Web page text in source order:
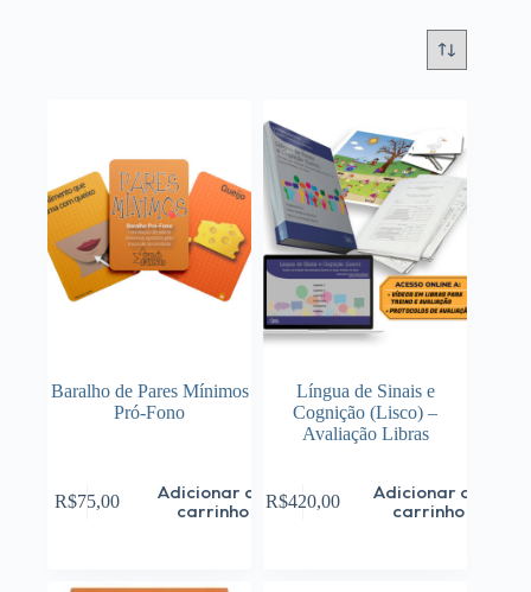
Baralho de Pares Mínimos
Pró-Fono
R$75,00
Adicionar ao
carrinho
Língua de Sinais e
Cognição (Lisco) –
Avaliação Libras
R$420,00
Adicionar ao
carrinho